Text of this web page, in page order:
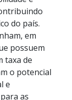
do país.
em
possuem
taxa de
o potencial
e
as